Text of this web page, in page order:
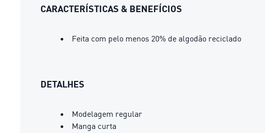
CARACTERÍSTICAS & BENEFÍCIOS
Feita com pelo menos 20% de algodão reciclado
DETALHES
Modelagem regular
Manga curta